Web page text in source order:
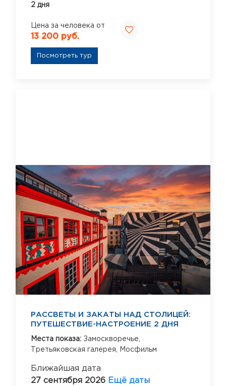
2 дня
Цена за человека от
13 200 руб.
Посмотреть тур
РАССВЕТЫ И ЗАКАТЫ НАД СТОЛИЦЕЙ:
ПУТЕШЕСТВИЕ-НАСТРОЕНИЕ 2 ДНЯ
Места показа: Замоскворечье,
Третьяковская галерея,
Мосфильм
Ближайшая дата
27 сентября 2026 Ещё даты